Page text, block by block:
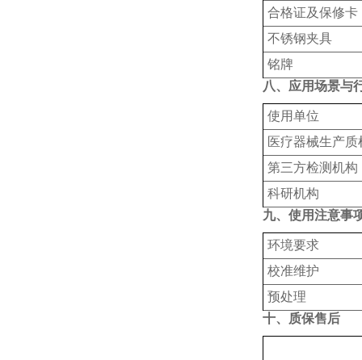
合格证及保修卡
不锈钢夹具
铭牌
八、应用场景与
使用单位
医疗器械生产质
‌第三方检测机构
科研机构
九、使用注意事
‌环境要求
‌校准维护‌
预处理
十、质保售后